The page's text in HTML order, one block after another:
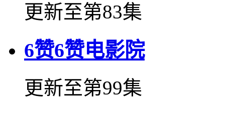
更新至第83集
6赞6赞电影院
更新至第99集